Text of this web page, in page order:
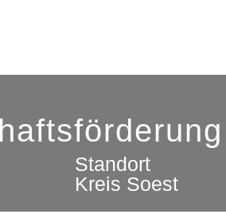
Standort
Kreis Soest